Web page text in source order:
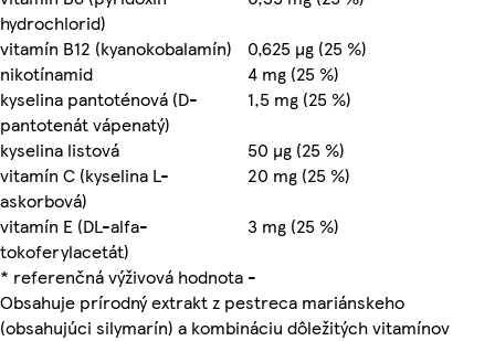
hydrochlorid)
vitamín B12 (kyanokobalamín)
0,625 µg (25 %)
nikotínamid
4 mg (25 %)
kyselina pantoténová (D-
pantotenát vápenatý)
1,5 mg (25 %)
kyselina listová
50 µg (25 %)
vitamín C (kyselina L-
askorbová)
20 mg (25 %)
vitamín E (DL-alfa-
tokoferylacetát)
3 mg (25 %)
* referenčná výživová hodnota -
Obsahuje prírodný extrakt z pestreca mariánskeho
(obsahujúci silymarín) a kombináciu dôležitých vitamínov